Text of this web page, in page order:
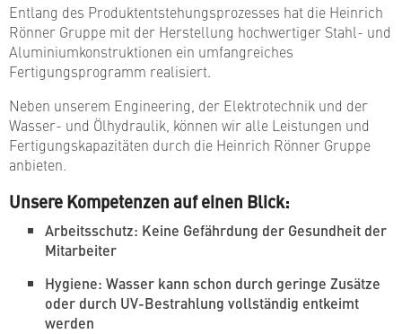
Entlang des Produktentstehungsprozesses hat die Heinrich
Rönner Gruppe mit der Herstellung hochwertiger Stahl- und
Aluminiumkonstruktionen ein umfangreiches
Fertigungsprogramm realisiert.
Neben unserem Engineering, der Elektrotechnik und der
Wasser- und Ölhydraulik, können wir alle Leistungen und
Fertigungskapazitäten durch die Heinrich Rönner Gruppe
anbieten.
Unsere Kompetenzen auf einen Blick:
Arbeitsschutz: Keine Gefährdung der Gesundheit der
Mitarbeiter
Hygiene: Wasser kann schon durch geringe Zusätze
oder durch UV-Bestrahlung vollständig entkeimt
werden